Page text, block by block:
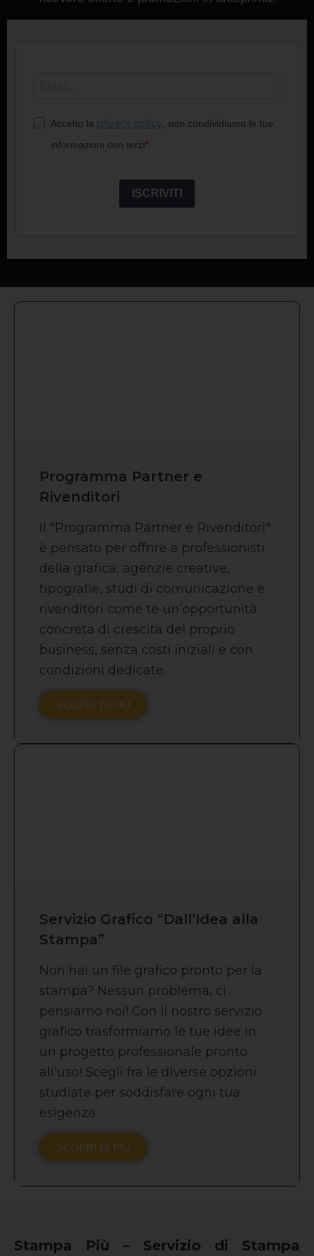
Accetto la privacy-policy , non condividiamo le tue
informazioni con terzi
ISCRIVITI
Programma Partner e
Rivenditori
Il "Programma Partner e Rivenditori"
è pensato per offrire a professionisti
della grafica, agenzie creative,
tipografie, studi di comunicazione e
rivenditori come te un’opportunità
concreta di crescita del proprio
business, senza costi iniziali e con
condizioni dedicate.
SCOPRI DI PIÙ
Servizio Grafico “Dall’Idea alla
Stampa”
Non hai un file grafico pronto per la
stampa? Nessun problema, ci
pensiamo noi! Con il nostro servizio
grafico trasformiamo le tue idee in
un progetto professionale pronto
all'uso! Scegli fra le diverse opzioni
studiate per soddisfare ogni tua
esigenza.
SCOPRI DI PIÙ
Stampa Più – Servizio di Stampa